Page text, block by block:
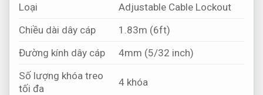
Loại
Adjustable Cable Lockout
Chiều dài dây cáp
1.83m (6ft)
Đường kính dây cáp
4mm (5/32 inch)
Số lượng khóa treo
tối đa
4 khóa